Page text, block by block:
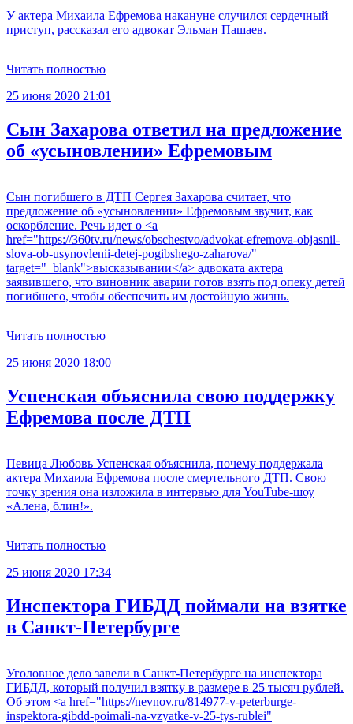
У актера Михаила Ефремова накануне случился сердечный
приступ, рассказал его адвокат Эльман Пашаев.
Читать полностью
25 июня 2020 21:01
Сын Захарова ответил на предложение
об «усыновлении» Ефремовым
Сын погибшего в ДТП Сергея Захарова считает, что
предложение об «усыновлении» Ефремовым звучит, как
оскорбление. Речь идет о <a
href="https://360tv.ru/news/obschestvo/advokat-efremova-objasnil-
slova-ob-usynovlenii-detej-pogibshego-zaharova/"
target="_blank">высказывании</a> адвоката актера
заявившего, что виновник аварии готов взять под опеку детей
погибшего, чтобы обеспечить им достойную жизнь.
Читать полностью
25 июня 2020 18:00
Успенская объяснила свою поддержку
Ефремова после ДТП
Певица Любовь Успенская объяснила, почему поддержала
актера Михаила Ефремова после смертельного ДТП. Свою
точку зрения она изложила в интервью для YouTube-шоу
«Алена, блин!».
Читать полностью
25 июня 2020 17:34
Инспектора ГИБДД поймали на взятке
в Санкт-Петербурге
Уголовное дело завели в Санкт-Петербурге на инспектора
ГИБДД, который получил взятку в размере в 25 тысяч рублей.
Об этом <a href="https://nevnov.ru/814977-v-peterburge-
inspektora-gibdd-poimali-na-vzyatke-v-25-tys-rublei"